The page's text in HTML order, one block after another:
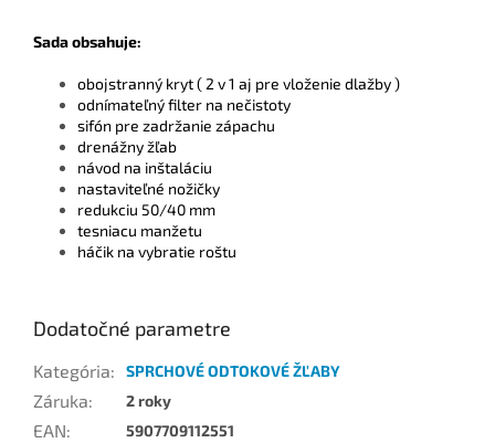
Sada obsahuje:
obojstranný kryt ( 2 v 1 aj pre vloženie dlažby )
odnímateľný filter na nečistoty
sifón pre zadržanie zápachu
drenážny žľab
návod na inštaláciu
nastaviteľné nožičky
redukciu 50/40 mm
tesniacu manžetu
háčik na vybratie roštu
Dodatočné parametre
Kategória: SPRCHOVÉ ODTOKOVÉ ŽĽABY
Záruka: 2 roky
EAN: 5907709112551